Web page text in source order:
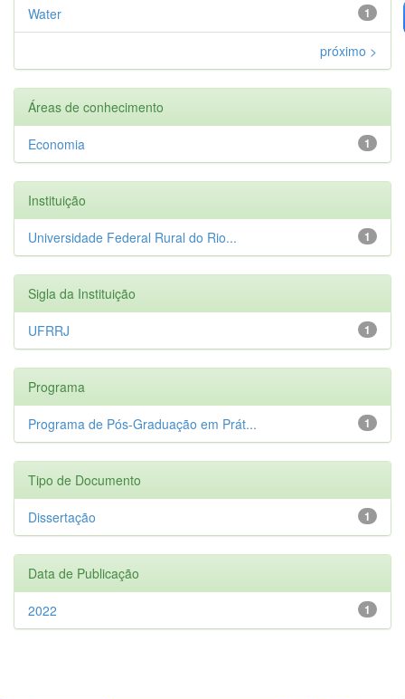
1
Water
próximo >
Áreas de conhecimento
1
Economia
Instituição
1
Universidade Federal Rural do Rio...
Sigla da Instituição
1
UFRRJ
Programa
1
Programa de Pós-Graduação em Prát...
Tipo de Documento
1
Dissertação
Data de Publicação
1
2022